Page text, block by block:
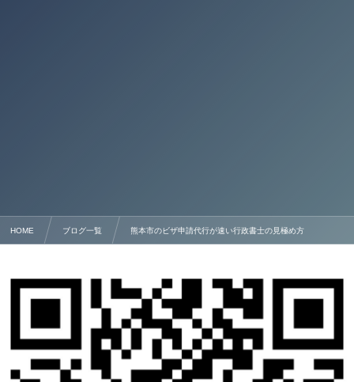
HOME ブログ一覧 熊本市のビザ申請代行が速い行政書士の見極め方